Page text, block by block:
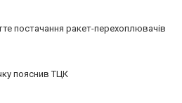
постачання ракет-перехоплювачів
пояснив ТЦК